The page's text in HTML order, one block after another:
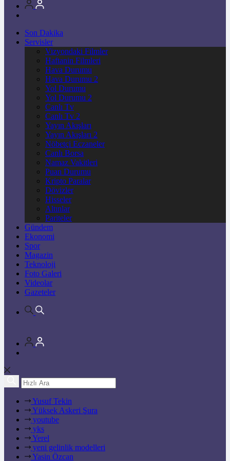
Son Dakika
Servisler
Vizyondaki Filmler
Haftanin Filmleri
Hava Durumu
Hava Durumu 2
Yol Durumu
Yol Durumu 2
Canlı Tv
Canlı Tv 2
Yayın Akışları
Yayın Akışları 2
Nöbetçi Eczaneler
Canlı Borsa
Namaz Vakitleri
Puan Durumu
Kripto Paralar
Dövizler
Hisseler
Altınlar
Pariteler
Gündem
Ekonomi
Spor
Magazin
Teknoloji
Foto Galeri
Videolar
Gazeteler
Yusuf Tekin
Yüksek Askeri Şura
youtube
yks
Yerel
yeni gelinlik modelleri
Yasin Özcan